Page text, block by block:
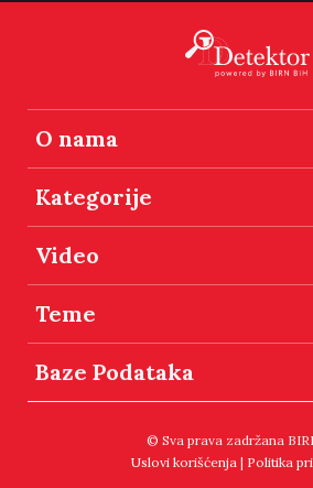
O nama
Kategorije
Video
Teme
Baze Podataka
© Sva prava zadržana
Uslovi korišćenja | Politika